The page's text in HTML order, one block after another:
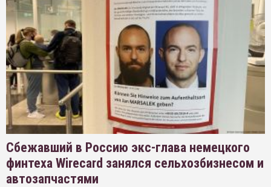
Сбежавший в Россию экс-глава немецкого
финтеха Wirecard занялся сельхозбизнесом и
автозапчастями